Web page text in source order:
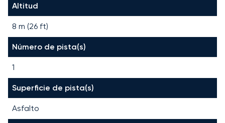
Altitud
8 m (26 ft)
Número de pista(s)
1
Superficie de pista(s)
Asfalto